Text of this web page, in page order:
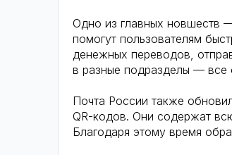
Одно из главных новшеств
помогут пользователям
денежных переводов,
в разные подразделы — все
Почта России также
QR-кодов. Они содержат
Благодаря этому время